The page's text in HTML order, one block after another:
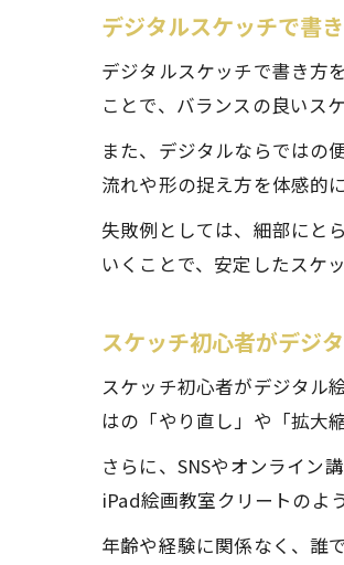
デジタルスケッチで書
デジタルスケッチで書き方
ことで、バランスの良いス
また、デジタルならではの
流れや形の捉え方を体感的
失敗例としては、細部にと
いくことで、安定したスケ
スケッチ初心者がデジ
スケッチ初心者がデジタル
はの「やり直し」や「拡大
さらに、SNSやオンライン
iPad絵画教室クリートのよ
年齢や経験に関係なく、誰